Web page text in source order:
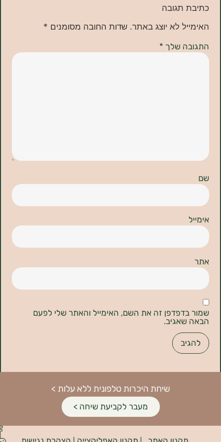
תגובה
לא יוצג באתר. שדות החובה מסומנים *
שלך*
זה את השם, האימייל והאתר שלי לפעם
שיחת היכרות טלפונית ללא עלות >
מעבר לקביעת שיחה >
האתר: